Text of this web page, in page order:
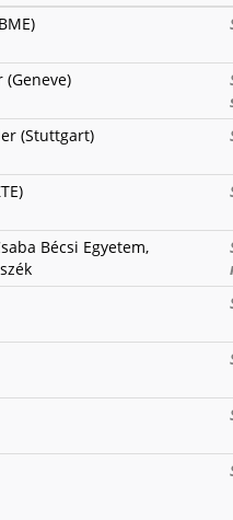
(Geneve)
(Stuttgart)
Bécsi Egyetem,